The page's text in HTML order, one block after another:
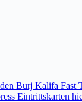
Burj Kalifa
Eintrittskarten